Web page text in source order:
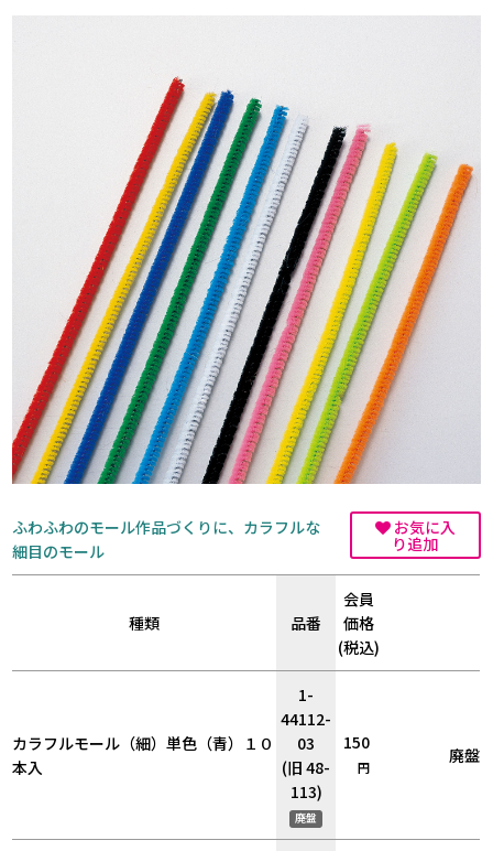
ふわふわのモール作品づくりに、カラフルな
細目のモール
お気に入
り追加
種類 品番
会員
価格
(税込)
カラフルモール（細）単色（青）１０
本入
1-
44112-
03
(旧 48-
113)
廃盤
150
円
廃盤